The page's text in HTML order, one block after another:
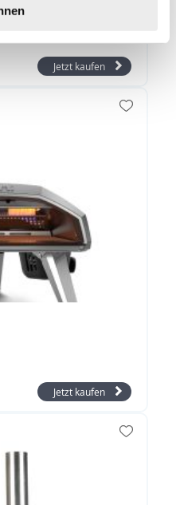
Jetzt kaufen
Jetzt kaufen